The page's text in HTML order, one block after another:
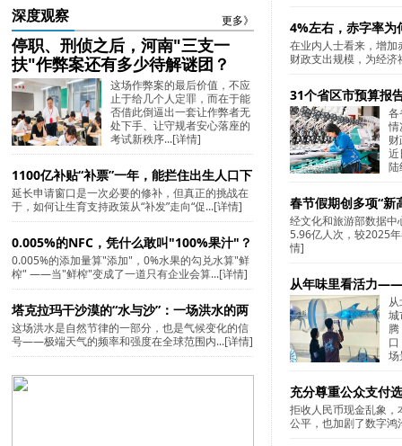
深度观察 更多》
停职、刑侦之后，河南"三支一
扶"作弊案还有多少待解谜团？
这场作弊案的最后价值，不应
止于给几个人定罪，而在于能
否借此倒逼出一套让作弊者无
处下手、让守规者安心落座的
考试新秩序...[详情]
1100亿补贴“补票”一年，能拦住出生人口下
滑吗
延长申请窗口是一次必要的修补，但真正的挑战在
于，如何让生育支持政策从“补发”走向“促...[详情]
0.005%的NFC，凭什么敢叫"100%果汁"？
0.005%的添加量算"添加"，0%水果的勾兑水算"鲜
榨" ——当"鲜榨"变成了一道只有企业会算...[详情]
塔克拉玛干沙漠的“水与沙”：一场洪水的两
面叙事
这场洪水是自然节律的一部分，也是气候变化的信
号——极端天气的频率和强度在全球范围内...[详情]
4%左右，赤字率为
在业内人士看来，增
财政支出规模，为经济
31个省区市预算报
各
情
近
陆
春节假期创多项“新
经文化和旅游部数据
5.96亿人次，较2025
情]
从年味里看活力
城
场
充分尊重公众支付
拒收人民币现金乱象，
公平，也加剧了数字鸿